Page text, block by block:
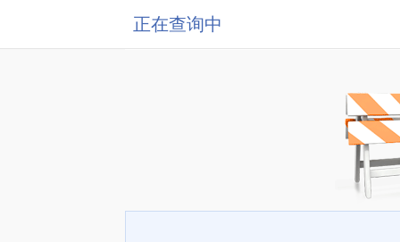
正在查询中